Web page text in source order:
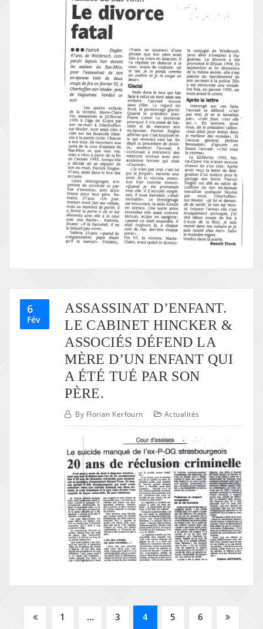
6
Fév
ASSASSINAT D’ENFANT.
LE CABINET HINCKER &
ASSOCIÉS DÉFEND LA
MÈRE D’UN ENFANT QUI
A ÉTÉ TUÉ PAR SON
PÈRE.
By Florian Kerfourn Actualités
PAGINATION
1 … 3 4 5 6